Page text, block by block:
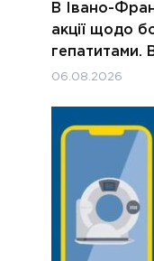
В Івано-
акції щодо
гепатитами.
06.08.2026